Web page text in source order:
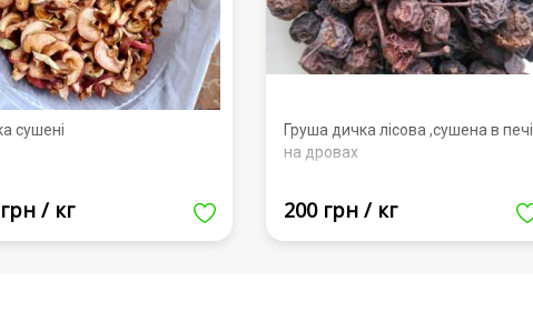
сушені
/ кг
Груша дичка лісова ,сушена в печі
на дровах
200 грн / кг